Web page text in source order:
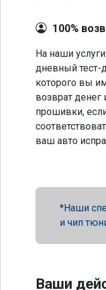
100%
На наши
дневный тест-
которого вы
возврат денег
прошивки,
ваш авто
Наши
и чип
Ваши